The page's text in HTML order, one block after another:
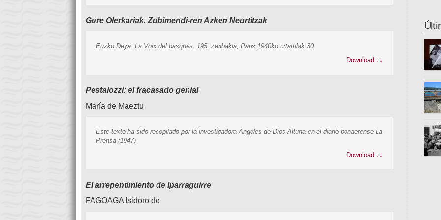
Gure Olerkariak. Zubimendi-ren Azken Neurtitzak
Euzko Deya. La Voix del basques. 195. zenbakia, Paris 1940ko urtarrilak 30.
Download ↓↓
Pestalozzi: el fracasado genial
María de Maeztu
Este texto ha sido recopilado por la investigadora Angeles de Dios Altuna en el diario bonaerense La
Prensa (1947)
Download ↓↓
El arrepentimiento de Iparraguirre
FAGOAGA Isidoro de
este
la
se